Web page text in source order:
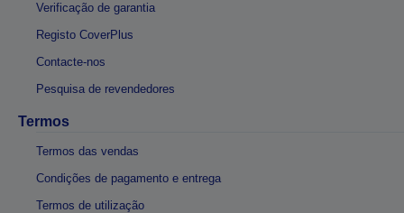
Verificação de garantia
Registo CoverPlus
Contacte-nos
Pesquisa de revendedores
Termos
Termos das vendas
Condições de pagamento e entrega
Termos de utilização